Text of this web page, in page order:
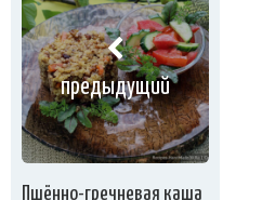
предыдущий
Пшённо-гречневая каша